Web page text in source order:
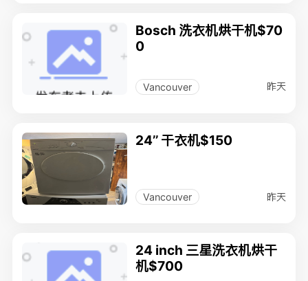
Bosch 洗衣机烘干机$70
0
Vancouver 昨天
24’’ 干衣机$150
Vancouver 昨天
24 inch 三星洗衣机烘干
机$700